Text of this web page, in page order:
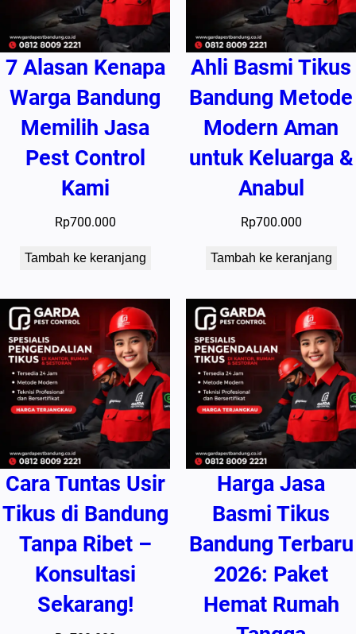
7 Alasan Kenapa
Warga Bandung
Memilih Jasa
Pest Control
Kami
Rp700.000
Tambah ke keranjang
Ahli Basmi Tikus
Bandung Metode
Modern Aman
untuk Keluarga &
Anabul
Rp700.000
Tambah ke keranjang
Cara Tuntas Usir
Tikus di Bandung
Tanpa Ribet –
Konsultasi
Sekarang!
Harga Jasa
Basmi Tikus
Bandung Terbaru
2026: Paket
Hemat Rumah